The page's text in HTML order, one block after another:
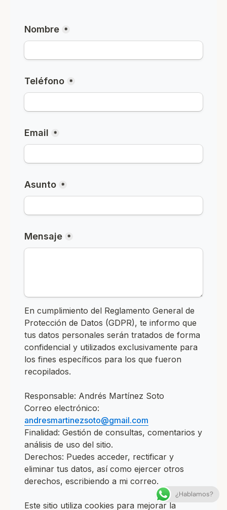
¿Hablamos?